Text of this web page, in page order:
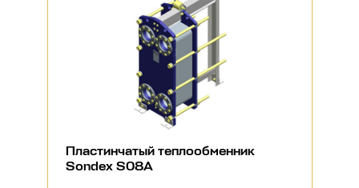
Пластинчатый теплообменник
Sondex S08A